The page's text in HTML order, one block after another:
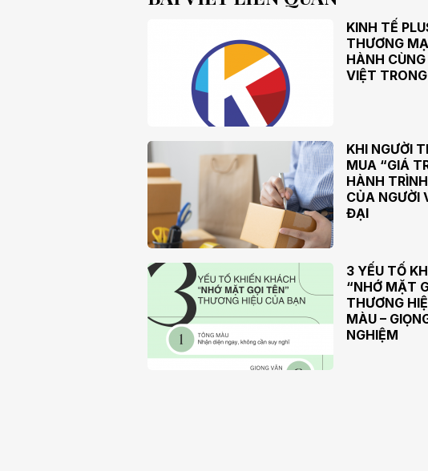
KINH TẾ
THƯƠNG
HÀNH
VIỆT
KHI NGƯỜI
MUA “GIÁ
HÀNH
CỦA NGƯỜI
ĐẠI
3 YẾU TỐ
“NHỚ MẶT
THƯƠNG
MÀU –
NGHIỆM